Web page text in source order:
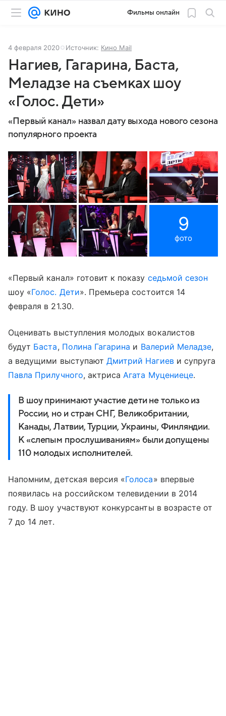
Фильмы онлайн
4 февраля 2020 Источник: Кино Mail
Нагиев, Гагарина, Баста,
Меладзе на съемках шоу
«Голос. Дети»
«Первый канал» назвал дату выхода нового сезона
популярного проекта
9
фото
«Первый канал» готовит к показу седьмой сезон
шоу «Голос. Дети». Премьера состоится 14
февраля в 21.30.
Оценивать выступления молодых вокалистов
будут Баста, Полина Гагарина и Валерий Меладзе,
а ведущими выступаютДмитрий Нагиеви супруга
Павла Прилучного, актриса Агата Муцениеце.
В шоу принимают участие дети не только из
России, но и стран СНГ, Великобритании,
Канады, Латвии, Турции, Украины, Финляндии.
К «слепым прослушиваниям» были допущены
110 молодых исполнителей.
Напомним, детская версия «Голоса» впервые
появилась на российском телевидении в 2014
году. В шоу участвуют конкурсанты в возрасте от
7 до 14 лет.